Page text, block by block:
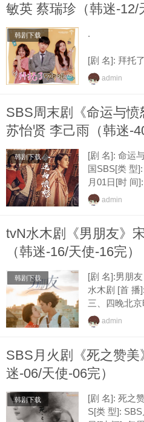
敏英 蔡瑞珍（韩迷-12/
韩剧下载 .
[剧 名]: 拜托
国Channel A[
2018年12月
admin
SBS周末剧《命运与
苏怡贤 李己雨（韩迷-
韩剧下载
[剧 名]: 命运
国SBS[类 型
月01日[时 间
档]: 马小姐，
admin
tvN水木剧《男朋友》
（韩迷-16/天使-16完）
韩剧下载
[剧 名]:男朋
水木剧 [首 播
三、四晚北
演]:朴新宇[编
admin
SBS月火剧《死之赞
迷-06/天使-06完）
韩剧下载
[剧 名]: 死之
S[类 型]: